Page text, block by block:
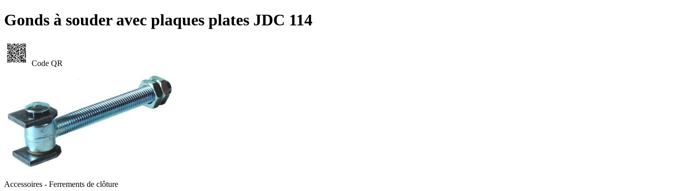
Gonds à souder avec plaques plates JDC 114
Code QR
Accessoires - Ferrements de clôture